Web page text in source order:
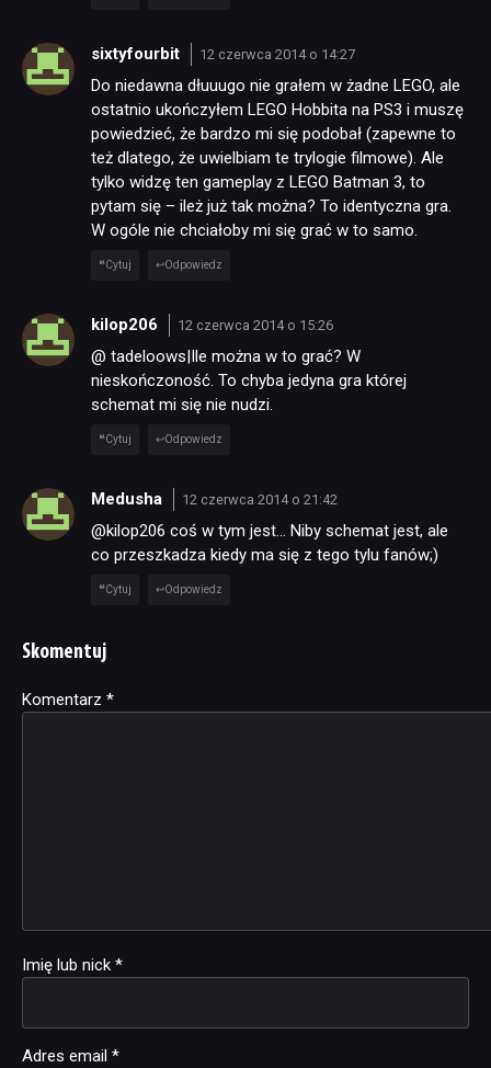
sixtyfourbit 12 czerwca 2014 o 14:27
Do niedawna dłuuugo nie grałem w żadne LEGO, ale
ostatnio ukończyłem LEGO Hobbita na PS3 i muszę
powiedzieć, że bardzo mi się podobał (zapewne to
też dlatego, że uwielbiam te trylogie filmowe). Ale
tylko widzę ten gameplay z LEGO Batman 3, to
pytam się – ileż już tak można? To identyczna gra.
W ogóle nie chciałoby mi się grać w to samo.
Cytuj Odpowiedz
kilop206 12 czerwca 2014 o 15:26
@ tadeloows|Ile można w to grać? W
nieskończoność. To chyba jedyna gra której
schemat mi się nie nudzi.
Cytuj Odpowiedz
Medusha 12 czerwca 2014 o 21:42
@kilop206 coś w tym jest… Niby schemat jest, ale
co przeszkadza kiedy ma się z tego tylu fanów;)
Cytuj Odpowiedz
Skomentuj
Komentarz *
Imię lub nick *
Adres email *
Alternative: